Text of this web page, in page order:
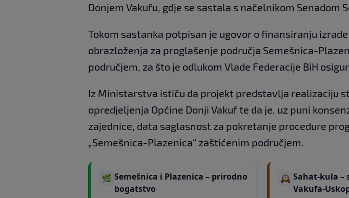
Donjem Vakufu, gdje se sastala s načelnikom Senadom
Tokom sastanka potpisan je ugovor o finansiranju
obrazloženja za proglašenje područja Semešnica-
područjem, za što je odlukom Vlade Federacije BiH
Iz Ministarstva ističu da projekt predstavlja realizaciju
opredjeljenja Općine Donji Vakuf te da je, uz puni
zajednice, data saglasnost za pokretanje procedure
„Semešnica-Plazenica“ zaštićenim područjem.
🌿 Semešnica i Plazenica – prirodno
bogatstvo
🕰️ Sahat-kula –
Vakufa-